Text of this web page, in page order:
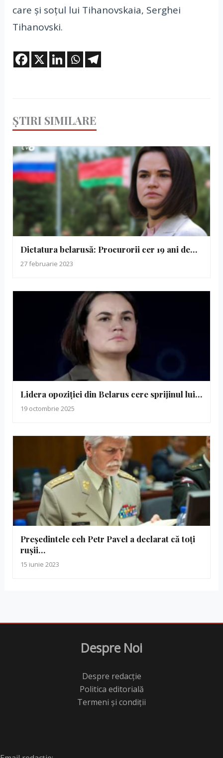
care şi soţul lui Tihanovskaia, Serghei
Tihanovski.
ȘTIRI SIMILARE
Dictatura belarusă: Procurorii cer 19 ani de…
27 februarie 2023
Lidera opoziției din Belarus cere sprijinul lui…
19 octombrie 2025
Președintele ceh Petr Pavel a declarat că toți
rușii…
15 iunie 2023
Despre Noi
Despre redacție
Politica editorială
Termeni și condiții